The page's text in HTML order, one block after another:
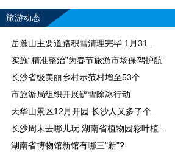
旅游动态
岳麓山主要道路积雪清理完毕 1月31..
实施“精准整治”为春节旅游市场保驾护航
长沙省级美丽乡村示范村增至53个
市旅游局组织开展铲雪除冰行动
天华山景区12月开园 长沙人又多了个..
长沙周末去哪儿玩 湖南省植物园彩叶植..
湖南省博物馆新馆有哪三"新"?